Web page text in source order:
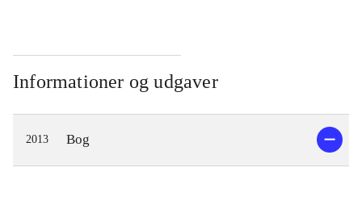
Informationer og udgaver
2013 Bog